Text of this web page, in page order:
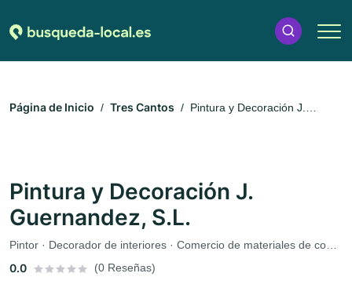
Página de Inicio Tres Cantos
Pintura y Decoración J.
Pintura y Decoración J.
Guernandez, S.L.
Pintor · Decorador de interiores · Comercio de materiales de construcción
0.0 (0 Reseñas)